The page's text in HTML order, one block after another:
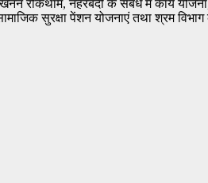
नहरबंदी के संबंध में कार्य योजना,
सुरक्षा पेंशन योजनाएं तथा श्रम विभाग